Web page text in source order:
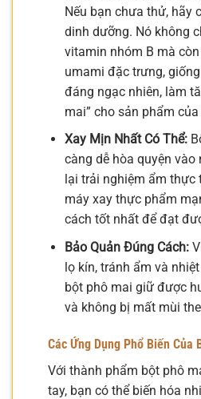
Nếu bạn chưa thử, hãy
dinh dưỡng. Nó không
vitamin nhóm B mà
umami đặc trưng,
đáng ngạc nhiên, làm
mai” cho sản phẩm của
Xay Mịn Nhất Có Thể:
càng dễ hòa quyện vào
lại trải nghiệm ẩm thực
máy xay thực phẩm
cách tốt nhất để đạt
Bảo Quản Đúng Cách:
lọ kín, tránh ẩm và
bột phô mai giữ được
và không bị mất mùi
Các Ứng Dụng Phổ Biến Của
Với thành phẩm bột phô
tay, bạn có thể biến hóa